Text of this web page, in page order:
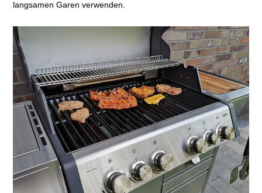
langsamen Garen verwenden.